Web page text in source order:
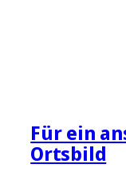
Für ein
Ortsbild